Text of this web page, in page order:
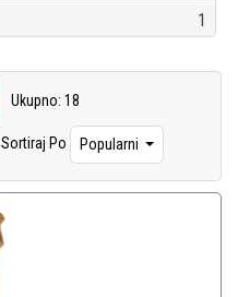
1
Ukupno: 18
Sortiraj Po Popularni